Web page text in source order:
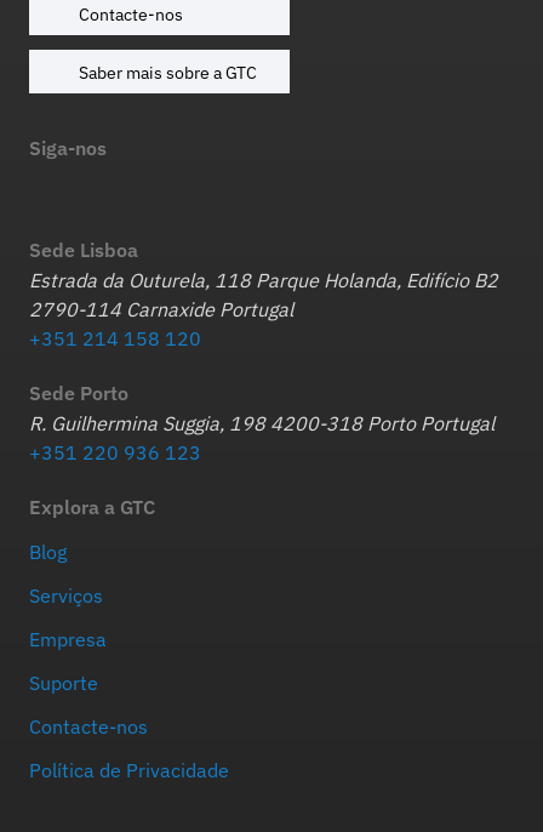
Contacte-nos
Saber mais sobre a GTC
Siga-nos
Sede Lisboa
Estrada da Outurela, 118 Parque Holanda, Edifício B2
2790-114 Carnaxide Portugal
+351 214 158 120
Sede Porto
R. Guilhermina Suggia, 198 4200-318 Porto Portugal
+351 220 936 123
Explora a GTC
Blog
Serviços
Empresa
Suporte
Contacte-nos
Política de Privacidade